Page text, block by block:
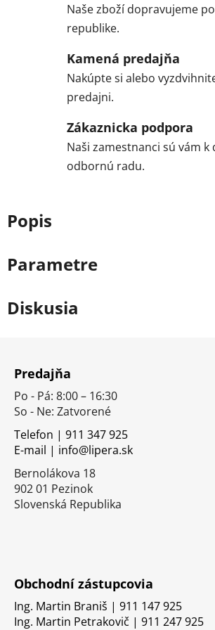
Naše zboží dopravujeme
republike.
Kamená predajňa
Nakúpte si alebo
predajni.
Zákaznicka podpora
Naši zamestnanci sú vám
odbornú radu.
Popis
Parametre
Diskusia
Predajňa
Po - Pá: 8:00 – 16:30
So - Ne: Zatvorené
Telefon | 911 347 925
E-mail | info@lipera.sk
Bernolákova 18
902 01 Pezinok
Slovenská Republika
Obchodní zástupcovia
Ing. Martin Braniš | 911 147 925
Ing. Martin Petrakovič | 911 247 925